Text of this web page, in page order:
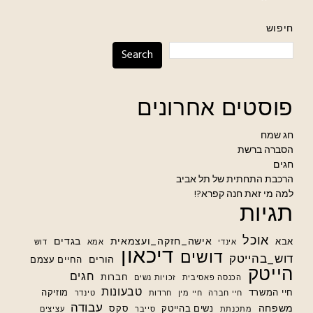
חיפוש
Search
פוסטים אחרונים
חג שמח
הסברה ברשת
חגים
הרכבת התחתית של תל אביב
למה מי זאת חנה קפרא?!
תגיות
אבא אוכל אינדי אישה_חזקה_ועצמאית אמא בגדים דוש
דוש_בהייטק דושים דיכאון הורים החיים עצמם הייטק הכנסה פאסיבית זכויות נשים חברות חגים
חיי המשרד חיי חברה חיי מין חרדות טבעונות טינדר מוזיקה
משפחה מתכנתת נשים בהייטק סייבר סקס עבודה עציצים